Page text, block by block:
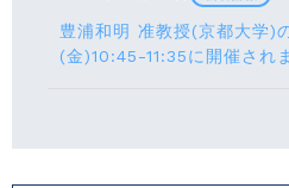
豊浦和明 准教授(京都大学)
(⾦)10:45-11:35に開催され